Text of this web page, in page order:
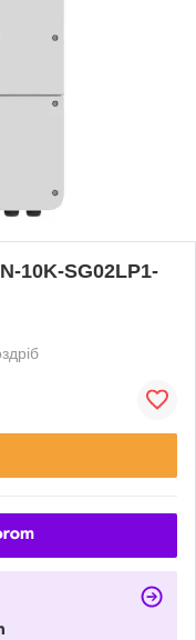
10K-SG02LP1-